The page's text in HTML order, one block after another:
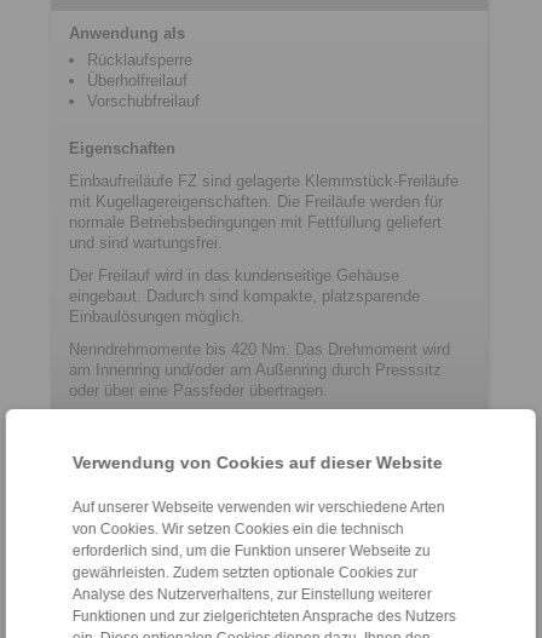
Verwendung von Cookies auf dieser Website
Auf unserer Webseite verwenden wir verschiedene Arten
von Cookies. Wir setzen Cookies ein die technisch
erforderlich sind, um die Funktion unserer Webseite zu
gewährleisten. Zudem setzten optionale Cookies zur
Analyse des Nutzerverhaltens, zur Einstellung weiterer
Funktionen und zur zielgerichteten Ansprache des Nutzers
Anwendung als
Rücklaufsperre
Überholfreilauf
Vorschubfreilauf
Eigenschaften
Einbaufreiläufe FZ sind gelagerte Klemmstück-Freiläufe
mit Kugellagereigenschaften. Die Freiläufe werden für
normale Betriebsbedingungen mit Fettfüllung geliefert
und sind wartungsfrei.
Der Freilauf wird in das kundenseitige Gehäuse
eingebaut. Dadurch sind kompakte, platzsparende
Einbaulösungen möglich.
Nenndrehmomente bis 420 Nm. Das Drehmoment wird
am Innenring und/oder am Außenring durch Presssitz
oder über eine Passfeder übertragen.
Hotline Vertrieb:
+49 6172 275-411
sales.freewheels@ringspann.de